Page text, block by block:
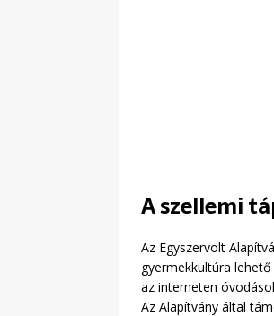
A szellemi
Az Egyszervolt
gyermekkultúra
az interneten
Az Alapítvány által